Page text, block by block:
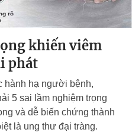
khiến viêm
phát
hành hạ người bệnh,
5 sai lầm nghiệm trọng
và dễ biến chứng thành
là ung thư đại tràng.